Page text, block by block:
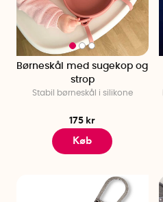
Børneskål med sugekop og
strop
Stabil børneskål i silikone
175 kr
Køb